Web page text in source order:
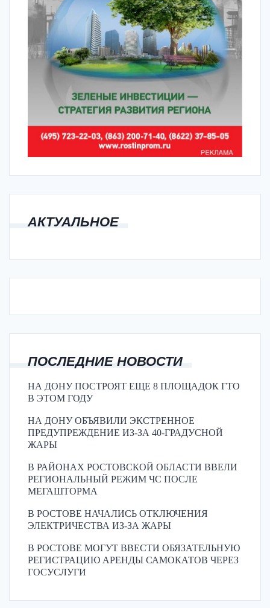
АКТУАЛЬНОЕ
ПОСЛЕДНИЕ НОВОСТИ
НА ДОНУ ПОСТРОЯТ ЕЩЕ 8 ПЛОЩАДОК ГТО
В ЭТОМ ГОДУ
НА ДОНУ ОБЪЯВИЛИ ЭКСТРЕННОЕ
ПРЕДУПРЕЖДЕНИЕ ИЗ-ЗА 40-ГРАДУСНОЙ
ЖАРЫ
В РАЙОНАХ РОСТОВСКОЙ ОБЛАСТИ ВВЕЛИ
РЕГИОНАЛЬНЫЙ РЕЖИМ ЧС ПОСЛЕ
МЕГАШТОРМА
В РОСТОВЕ НАЧАЛИСЬ ОТКЛЮЧЕНИЯ
ЭЛЕКТРИЧЕСТВА ИЗ-ЗА ЖАРЫ
В РОСТОВЕ МОГУТ ВВЕСТИ ОБЯЗАТЕЛЬНУЮ
РЕГИСТРАЦИЮ АРЕНДЫ САМОКАТОВ ЧЕРЕЗ
ГОСУСЛУГИ